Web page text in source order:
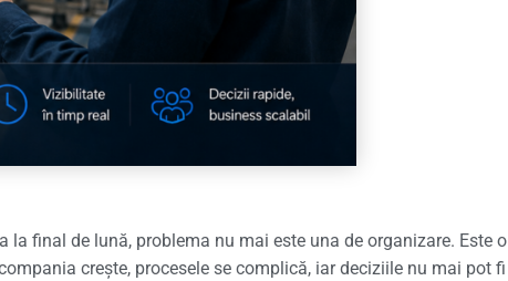
final de lună, problema nu mai este una de organizare. Este o
crește, procesele se complică, iar deciziile nu mai pot fi